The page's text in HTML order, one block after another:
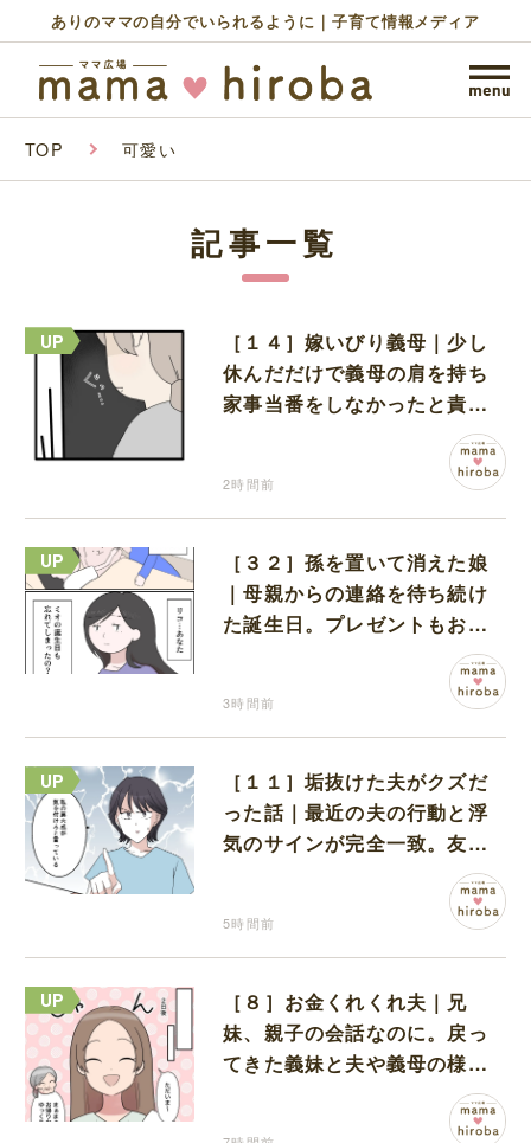
ありのママの自分でいられるように｜子育て情報メディア
TOP 可愛い
記事一覧
［１４］嫁いびり義母｜少し
休んだだけで義母の肩を持ち
家事当番をしなかったと責め
2時間前
［３２］孫を置いて消えた娘
｜母親からの連絡を待ち続け
た誕生日。プレゼントもお祝
3時間前
［１１］垢抜けた夫がクズだ
った話｜最近の夫の行動と浮
気のサインが完全一致。友人
5時間前
［８］お金くれくれ夫｜兄
妹、親子の会話なのに。戻っ
てきた義妹と夫や義母の様子